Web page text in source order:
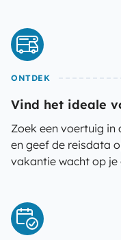
ONTDEK
Vind het ideale
Zoek een voertuig
en geef de reisdata
vakantie wacht op je